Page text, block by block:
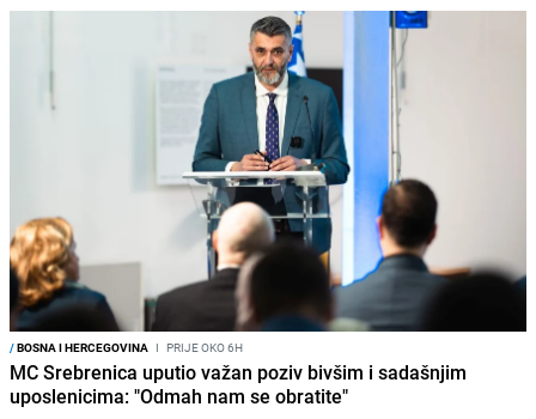
/BOSNA I HERCEGOVINA I PRIJE OKO 6H
MC Srebrenica uputio važan poziv bivšim i sadašnjim
uposlenicima: "Odmah nam se obratite"